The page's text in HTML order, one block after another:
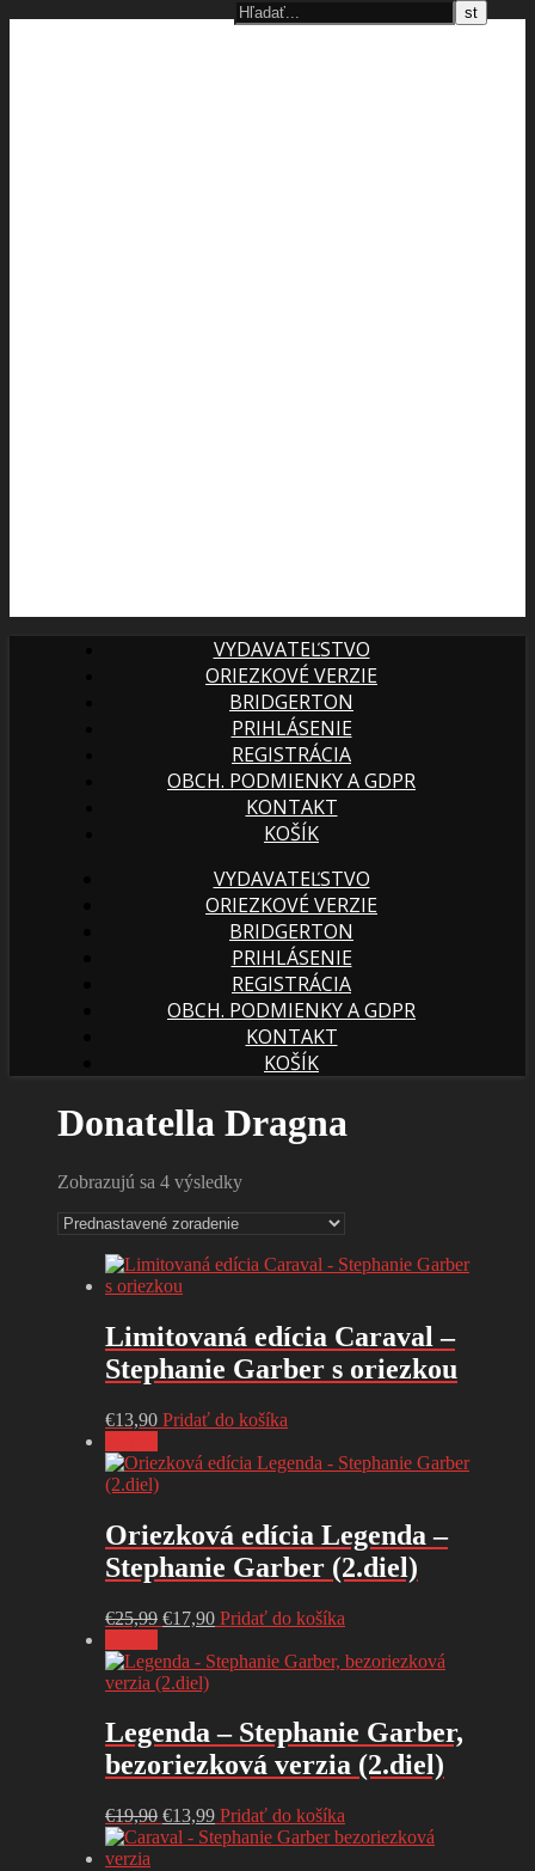
VYDAVATEĽSTVO
ORIEZKOVÉ VERZIE
BRIDGERTON
PRIHLÁSENIE
REGISTRÁCIA
OBCH. PODMIENKY A GDPR
KONTAKT
KOŠÍK
VYDAVATEĽSTVO
ORIEZKOVÉ VERZIE
BRIDGERTON
PRIHLÁSENIE
REGISTRÁCIA
OBCH. PODMIENKY A GDPR
KONTAKT
KOŠÍK
Donatella Dragna
Zobrazujú sa 4 výsledky
Limitovaná edícia Caraval –
Stephanie Garber s oriezkou
€13,90 Pridať do košíka
Oriezková edícia Legenda –
Stephanie Garber (2.diel)
€25,99 Pôvodná
bola:
€25,99.
€17,90Aktuálna
je:
Pridať do košíka
Legenda – Stephanie Garber,
bezoriezková verzia (2.diel)
€19,90 Pôvodná
cena
€13,99Aktuálna
cena
Pridať do košíka